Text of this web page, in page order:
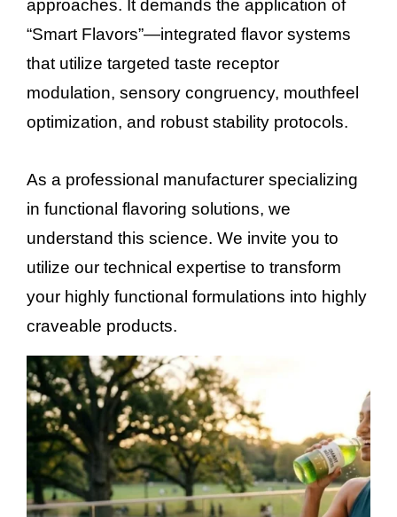
approaches. It demands the application of
“Smart Flavors”—integrated flavor systems
that utilize targeted taste receptor
modulation, sensory congruency, mouthfeel
optimization, and robust stability protocols.
As a professional manufacturer specializing
in functional flavoring solutions, we
understand this science. We invite you to
utilize our technical expertise to transform
your highly functional formulations into highly
craveable products.